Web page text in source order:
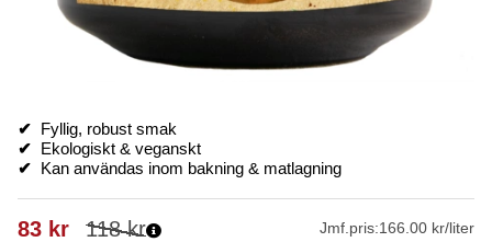
✔
Fyllig, robust smak
✔
Ekologiskt & veganskt
✔
Kan användas inom bakning & matlagning
118kr
83 kr Jmf.pris:166.00 kr/liter